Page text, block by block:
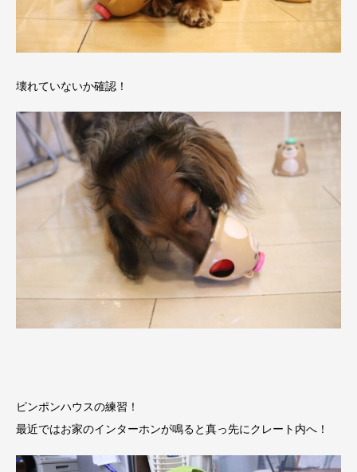
壊れていないか確認！
ピンポンハウスの練習！
最近ではお家のインターホンが鳴ると真っ先にクレート内へ！